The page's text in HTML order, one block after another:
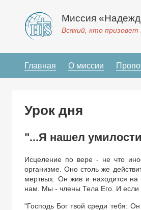
Миссия
Всякий, кто
Главная О миссии
Урок дня
"...Я нашел
Исцеление по вере - не что
организме. Оно столь же
мертвых. Он жив и находится на
нам. Мы - члены Тела Его. И если
"Господь Бог твой среди тебя: